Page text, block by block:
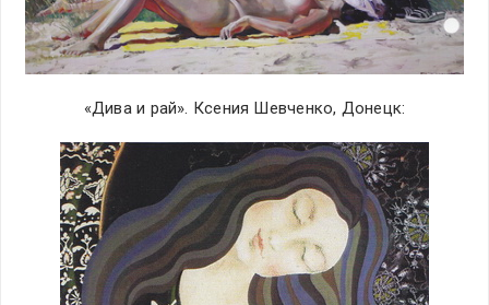
«Дива и рай». Ксения Шевченко, Донецк: